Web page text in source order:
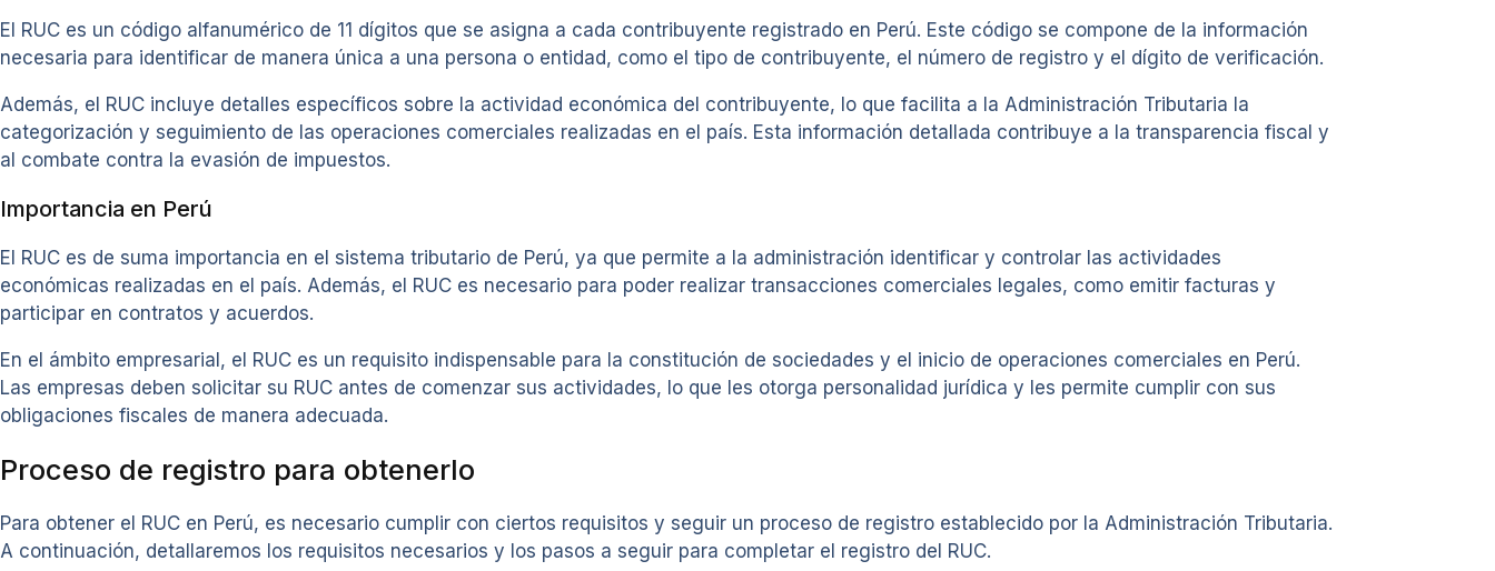
El RUC es un código alfanumérico de 11 dígitos que se asigna a cada contribuyente registrado en Perú. Este código se compone de la información
necesaria para identificar de manera única a una persona o entidad, como el tipo de contribuyente, el número de registro y el dígito de verificación.
Además, el RUC incluye detalles específicos sobre la actividad económica del contribuyente, lo que facilita a la Administración Tributaria la
categorización y seguimiento de las operaciones comerciales realizadas en el país. Esta información detallada contribuye a la transparencia fiscal y
al combate contra la evasión de impuestos.
Importancia en Perú
El RUC es de suma importancia en el sistema tributario de Perú, ya que permite a la administración identificar y controlar las actividades
económicas realizadas en el país. Además, el RUC es necesario para poder realizar transacciones comerciales legales, como emitir facturas y
participar en contratos y acuerdos.
En el ámbito empresarial, el RUC es un requisito indispensable para la constitución de sociedades y el inicio de operaciones comerciales en Perú.
Las empresas deben solicitar su RUC antes de comenzar sus actividades, lo que les otorga personalidad jurídica y les permite cumplir con sus
obligaciones fiscales de manera adecuada.
Proceso de registro para obtenerlo
Para obtener el RUC en Perú, es necesario cumplir con ciertos requisitos y seguir un proceso de registro establecido por la Administración Tributaria.
A continuación, detallaremos los requisitos necesarios y los pasos a seguir para completar el registro del RUC.